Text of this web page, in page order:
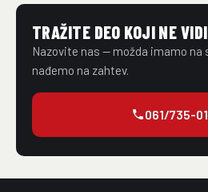
TRAŽITE DEO KOJI NE
Nazovite nas — možda imamo na
nađemo na zahtev.
061/735-